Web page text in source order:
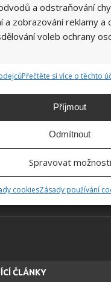
a odstraňování
a zobrazování reklamy a
voleb ochrany
Přečtěte si více o těchto
Příjmout
Odmítnout
Spravovat možnosti
cookiesZásady používání
Hana Musilová
Do redakce
přidala během
redaktorky ji tak
rozhodla zůstat.
autorovi]
ČLÁNKY